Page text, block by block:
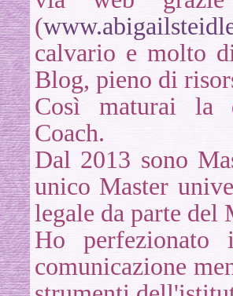
(
calvario e molto
Blog, pieno di
Così maturai la
Coach.
Dal 2013 sono
unico Master
legale da parte del
Ho
comunicazione